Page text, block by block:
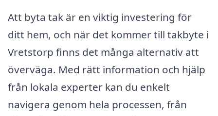
Att byta tak är en viktig investering för
ditt hem, och när det kommer till takbyte i
Vretstorp finns det många alternativ att
överväga. Med rätt information och hjälp
från lokala experter kan du enkelt
navigera genom hela processen, från